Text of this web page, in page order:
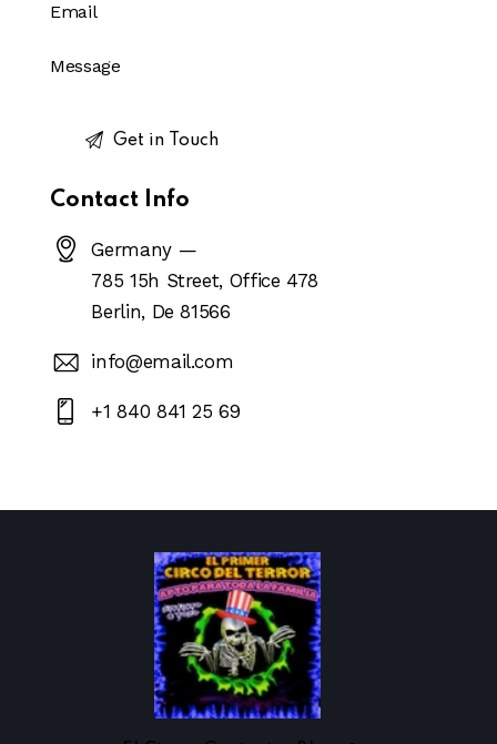
Contact Info
Germany —
785 15h Street, Office 478
Berlin, De 81566
info@email.com
+1 840 841 25 69